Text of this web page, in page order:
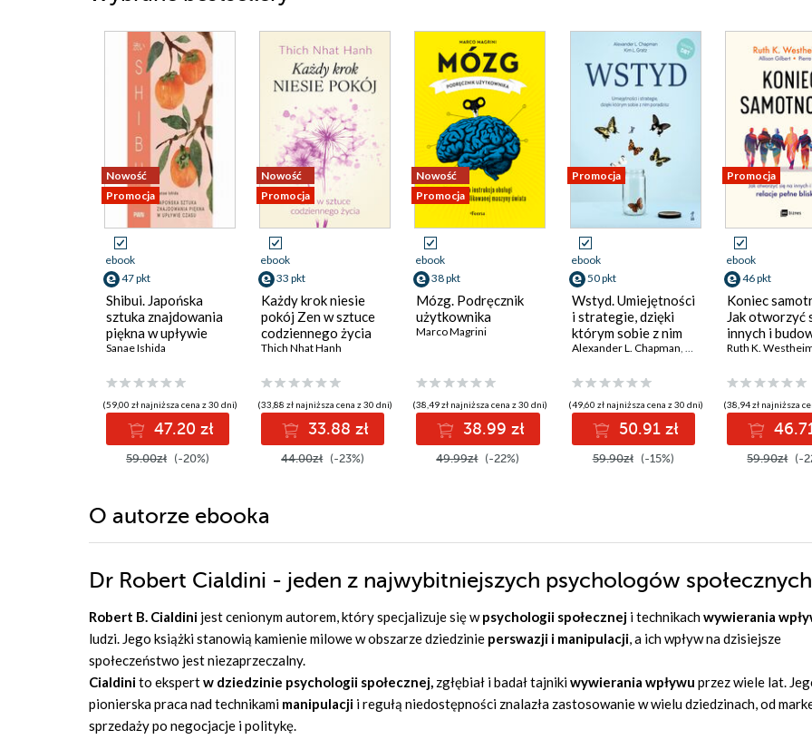
Nowość
Promocja
ebook
47 pkt
Shibui. Japońska
sztuka znajdowania
piękna w upływie
czasu
Sanae Ishida
(59,00 zł najniższa cena z 30 dni)
47.20 zł
59.00zł (-20%)
Nowość
Promocja
ebook
33 pkt
Każdy krok niesie
pokój Zen w sztuce
codziennego życia
Thich Nhat Hanh
(33,88 zł najniższa cena z 30 dni)
33.88 zł
44.00zł (-23%)
Nowość
Promocja
ebook
38 pkt
Mózg. Podręcznik
użytkownika
Marco Magrini
(38,49 zł najniższa cena z 30 dni)
38.99 zł
49.99zł (-22%)
Promocja
ebook
50 pkt
Wstyd. Umiejętności
i strategie, dzięki
którym sobie z nim
poradzisz
Alexander L. Chapman, Kim L. Gratz
(49,60 zł najniższa cena z 30 dni)
50.91 zł
59.90zł (-15%)
Promocja
ebook
46 pkt
Koniec
Jak otworzyć
innych i
relacje pełne
Ruth K.
(38,94 zł najniższa
59.90zł (-
O autorze ebooka
Dr Robert Cialdini - jeden z najwybitniejszych psychologów społecznych
Robert B. Cialdini jest cenionym autorem, który specjalizuje się wpsychologii społecznej i technikachwywierania
ludzi. Jego książki stanowią kamienie milowe w obszarze dziedzinie perswazji i manipulacji, a ich wpływ na dzisiejsze
społeczeństwo jest niezaprzeczalny.
Cialdinito ekspertw dziedzinie psychologii społecznej, zgłębiał i badał tajnikiwywierania wpływu przez wiele lat.
pionierska praca nad technikami manipulacji i regułą niedostępności znalazła zastosowanie w wielu dziedzinach, od
sprzedaży po negocjacje i politykę.